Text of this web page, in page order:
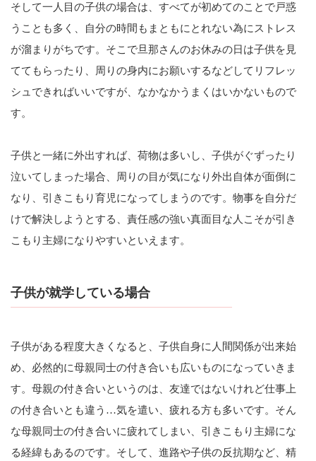
そして一人目の子供の場合は、すべてが初めてのことで戸惑
うことも多く、自分の時間もまともにとれない為にストレス
が溜まりがちです。そこで旦那さんのお休みの日は子供を見
ててもらったり、周りの身内にお願いするなどしてリフレッ
シュできればいいですが、なかなかうまくはいかないもので
す。
子供と一緒に外出すれば、荷物は多いし、子供がぐずったり
泣いてしまった場合、周りの目が気になり外出自体が面倒に
なり、引きこもり育児になってしまうのです。物事を自分だ
けで解決しようとする、責任感の強い真面目な人こそが引き
こもり主婦になりやすいといえます。
子供が就学している場合
子供がある程度大きくなると、子供自身に人間関係が出来始
め、必然的に母親同士の付き合いも広いものになっていきま
す。母親の付き合いというのは、友達ではないけれど仕事上
の付き合いとも違う…気を遣い、疲れる方も多いです。そん
な母親同士の付き合いに疲れてしまい、引きこもり主婦にな
る経緯もあるのです。そして、進路や子供の反抗期など、精